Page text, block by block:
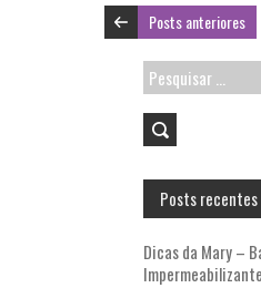
o
k
n
Posts anteriores
Pesquisar
por:
Posts recentes
Dicas da Mary –
Impermeabilizante